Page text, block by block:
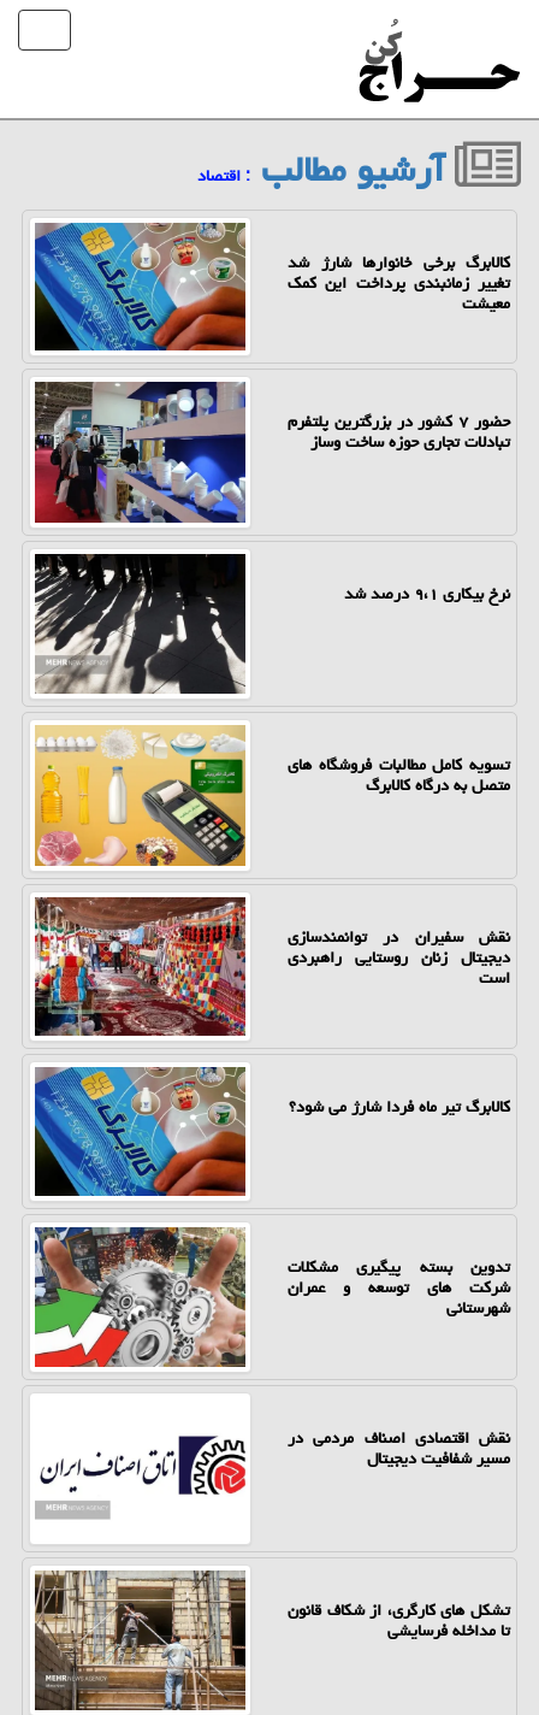
آرشیو مطالب : اقتصاد
کالابرگ برخی خانوارها شارژ شد
تغییر زمانبندی پرداخت این کمک
معیشت
حضور ۷ کشور در بزرگترین پلتفرم
تبادلات تجاری حوزه ساخت وساز
نرخ بیکاری ۹،۱ درصد شد
تسویه کامل مطالبات فروشگاه های
متصل به درگاه کالابرگ
نقش سفیران در توانمندسازی
دیجیتال زنان روستایی راهبردی
است
کالابرگ تیر ماه فردا شارژ می شود؟
تدوین بسته پیگیری مشکلات
شرکت های توسعه و عمران
شهرستانی
نقش اقتصادی اصناف مردمی در
مسیر شفافیت دیجیتال
تشکل های کارگری، از شکاف قانون
تا مداخله فرسایشی